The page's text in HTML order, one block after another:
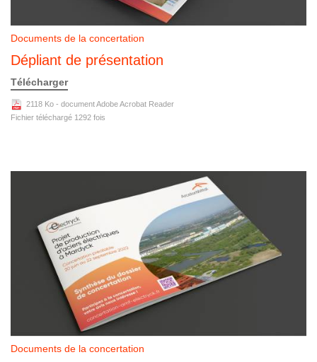
Documents de la concertation
Dépliant de présentation
Télécharger
2118 Ko - document Adobe Acrobat Reader
Fichier téléchargé 1292 fois
Documents de la concertation